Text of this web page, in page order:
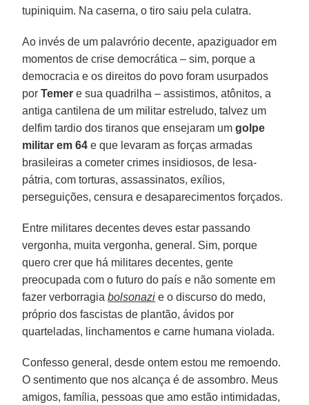
tupiniquim. Na caserna, o tiro saiu pela culatra.
Ao invés de um palavrório decente, apaziguador em
momentos de crise democrática – sim, porque a
democracia e os direitos do povo foram usurpados
porTemer e sua quadrilha – assistimos, atônitos, a
antiga cantilena de um militar estreludo, talvez um
delfim tardio dos tiranos que ensejaram umgolpe
militar em 64 e que levaram as forças armadas
brasileiras a cometer crimes insidiosos, de lesa-
pátria, com torturas, assassinatos, exílios,
perseguições, censura e desaparecimentos forçados.
Entre militares decentes deves estar passando
vergonha, muita vergonha, general. Sim, porque
quero crer que há militares decentes, gente
preocupada com o futuro do país e não somente em
fazer verborragiabolsonazi e o discurso do medo,
próprio dos fascistas de plantão, ávidos por
quarteladas, linchamentos e carne humana violada.
Confesso general, desde ontem estou me remoendo.
O sentimento que nos alcança é de assombro. Meus
amigos, família, pessoas que amo estão intimidadas,